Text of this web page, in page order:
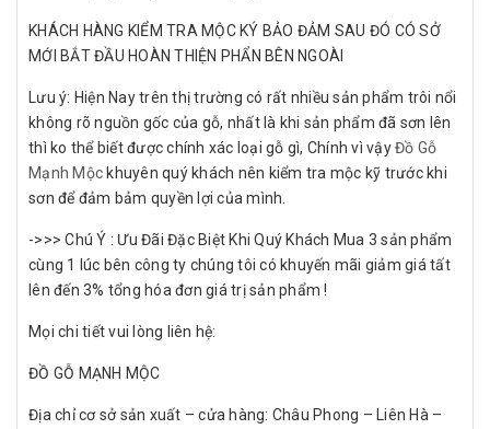
KHÁCH HÀNG KIỂM TRA MỘC KÝ BẢO ĐẢM SAU ĐÓ CÓ SỞ
MỚI BẮT ĐẦU HOÀN THIỆN PHẨN BÊN NGOÀI
Lưu ý: Hiện Nay trên thị trường có rất nhiều sản phẩm trôi nổi
không rõ nguồn gốc của gỗ, nhất là khi sản phẩm đã sơn lên
thì ko thể biết được chính xác loại gỗ gì, Chính vì vậyĐồ Gỗ
Mạnh Mộckhuyên quý khách nên kiểm tra mộc kỹ trước khi
sơn để đảm bảm quyền lợi của mình.
->>> Chú Ý : Ưu Đãi Đặc Biệt Khi Quý Khách Mua 3 sản phẩm
cùng 1 lúc bên công ty chúng tôi có khuyến mãi giảm giá tất
lên đến 3% tổng hóa đơn giá trị sản phẩm !
Mọi chi tiết vui lòng liên hệ:
ĐỒ GỖ MẠNH MỘC
Địa chỉ cơ sở sản xuất – cửa hàng: Châu Phong – Liên Hà –